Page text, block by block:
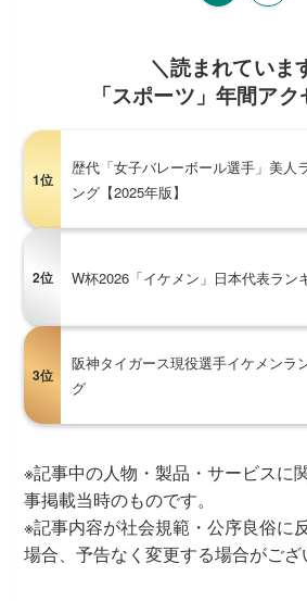
＼読まれていま
「スポーツ」年間ア
1位
歴代「女子バレーボール選手」美人
ング【2025年版】
2位 W杯2026「イケメン」日本代表ラン
3位
阪神タイガース現役選手イケメンラ
グ
※記事中の人物・製品・サービスに
事掲載当時のものです。
※記事内容が社会規範・公序良俗に
場合、予告なく変更する場合がござ